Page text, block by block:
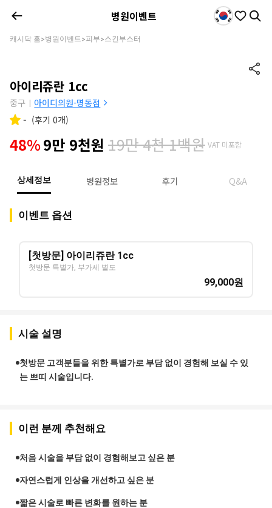
병원이벤트
캐시닥 홈>병원이벤트>피부>스킨부스터
아이리쥬란 1cc
중구 | 아이디의원-명동점
- (후기 0개)
48%9만 9천원 19만 4천 1백원 VAT 미포함
상세정보 병원정보 후기 Q&A
이벤트 옵션
[첫방문] 아이리쥬란 1cc
첫방문 특별가, 부가세 별도
99,000원
시술 설명
첫방문 고객분들을 위한 특별가로 부담 없이 경험해 보실 수 있
는 쁘띠 시술입니다.
이런 분께 추천해요
처음 시술을 부담 없이 경험해보고 싶은 분
자연스럽게 인상을 개선하고 싶은 분
짧은 시술로 빠른 변화를 원하는 분